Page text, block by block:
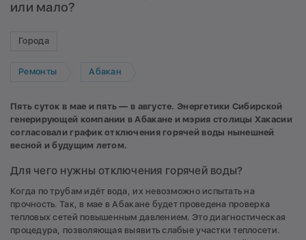
или мало?
Города
Ремонты Абакан
Пять суток в мае и пять — в августе. Энергетики Сибирской
генерирующей компании в Абакане и мэрия столицы Хакасии
согласовали график отключения горячей воды нынешней
весной и будущим летом.
Для чего нужны отключения горячей воды?
Когда по трубам идёт вода, их невозможно испытать на
прочность. Так, в мае в Абакане будет проведена проверка
тепловых сетей повышенным давлением. Это диагностическая
процедура, позволяющая выявить слабые участки теплосети.